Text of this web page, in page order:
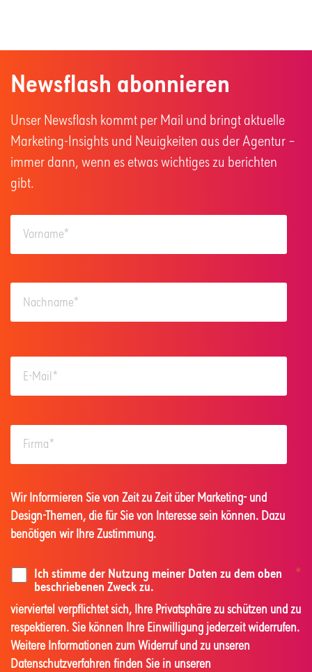
Newsflash abonnieren
Unser Newsflash kommt per Mail und bringt aktuelle
Marketing-Insights und Neuigkeiten aus der Agentur –
immer dann, wenn es etwas wichtiges zu berichten
gibt.
Wir Informieren Sie von Zeit zu Zeit über Marketing- und
Design-Themen, die für Sie von Interesse sein können. Dazu
benötigen wir Ihre Zustimmung.
Ich stimme der Nutzung meiner Daten zu dem oben
beschriebenen Zweck zu.
*
vierviertel verpflichtet sich, Ihre Privatsphäre zu schützen und zu
respektieren. Sie können Ihre Einwilligung jederzeit widerrufen.
Weitere Informationen zum Widerruf und zu unseren
Datenschutzverfahren finden Sie in unseren